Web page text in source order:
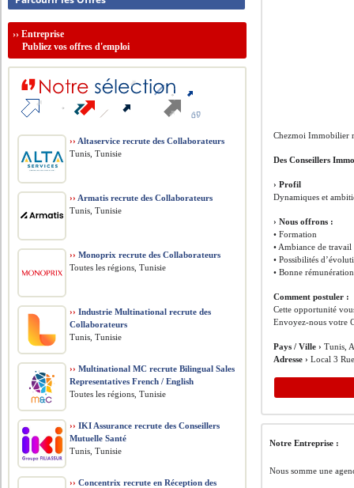
Chezmoi Immobilier
Des Conseillers
› Profil
Dynamiques et
› Nous offrons :
• Formation
• Ambiance de
• Possibilités
• Bonne
Comment postuler :
Cette opportunité
Envoyez-nous votre
Pays / Ville › Tunis,
Adresse › Local 3
Notre Entreprise :
Nous somme une
››Entreprise
Publiez vos offres d'emploi
›› Altaservice recrute des Collaborateurs
Tunis, Tunisie
›› Armatis recrute des Collaborateurs
Tunis, Tunisie
›› Monoprix recrute des Collaborateurs
Toutes les régions, Tunisie
›› Industrie Multinational recrute des
Collaborateurs
Tunis, Tunisie
›› Multinational MC recrute Bilingual Sales
Representatives French / English
Toutes les régions, Tunisie
›› IKI Assurance recrute des Conseillers
Mutuelle Santé
Tunis, Tunisie
›› Concentrix recrute en Réception des